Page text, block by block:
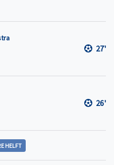
27'
26'
HELFT